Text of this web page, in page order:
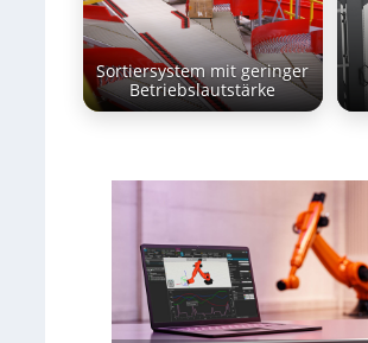
Sortiersystem mit geringer
Betriebslautstärke